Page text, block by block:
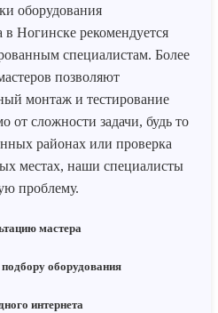
оборудования
в Ногинске рекомендуется
специалистам. Более
позволяют
монтаж и тестирование
от сложности задачи, будь то
районах или проверка
местах, наши специалисты
проблему.
мастера
оборудования
интернета